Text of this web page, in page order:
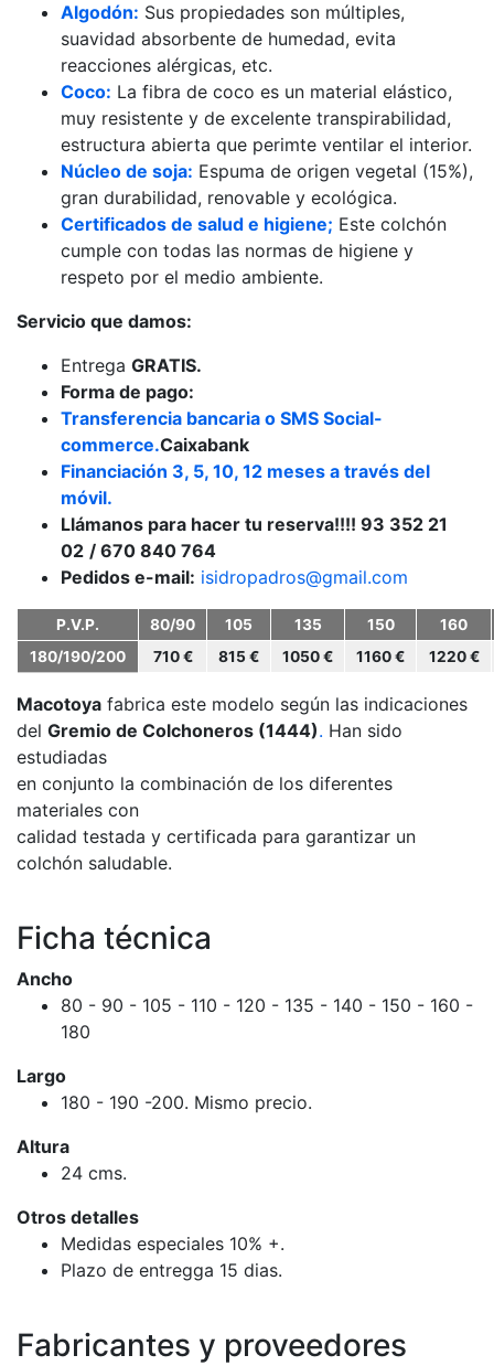
Algodón: Sus propiedades son múltiples,
suavidad absorbente de humedad, evita
reacciones alérgicas, etc.
Coco: La fibra de coco es un material elástico,
muy resistente y de excelente transpirabilidad,
estructura abierta que perimte ventilar el interior.
Núcleo de soja: Espuma de origen vegetal (15%),
gran durabilidad, renovable y ecológica.
Certificados de salud e higiene; Este colchón
cumple con todas las normas de higiene y
respeto por el medio ambiente.
Servicio que damos:
Entrega GRATIS.
Forma de pago:
Transferencia bancaria o SMS Social-
commerce.Caixabank
Financiación 3, 5, 10, 12 meses a través del
móvil.
Llámanos para hacer tu reserva!!!! 93 352 21
02 / 670 840 764
Pedidos e-mail: isidropadros@gmail.com
P.V.P. 80/90 105 135 150
160
180/190/200
710 € 815 € 1050 € 1160 € 1220 €
Macotoya fabrica este modelo según las indicaciones
del Gremio de Colchoneros (1444). Han sido
estudiadas
en conjunto la combinación de los diferentes
materiales con
calidad testada y certificada para garantizar un
colchón saludable.
Ficha técnica
Ancho
80 - 90 - 105 - 110 - 120 - 135 - 140 - 150 - 160 -
180
Largo
180 - 190 -200. Mismo precio.
Altura
24 cms.
Otros detalles
Medidas especiales 10% +.
Plazo de entregga 15 dias.
Fabricantes y proveedores